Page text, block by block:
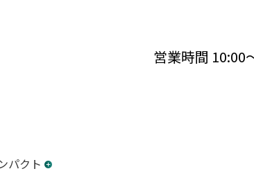
営業時間 10:00